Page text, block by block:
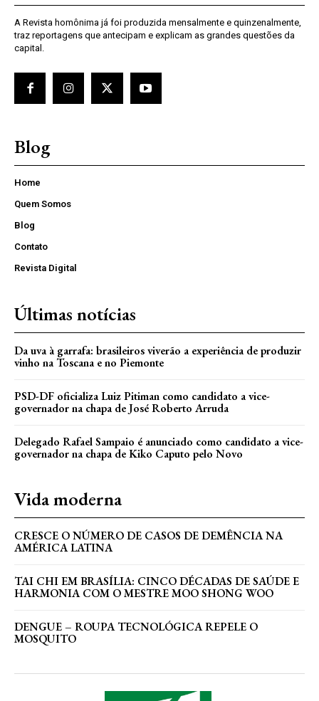
A Revista homônima já foi produzida mensalmente e quinzenalmente,
traz reportagens que antecipam e explicam as grandes questões da
capital.
Blog
Home
Quem Somos
Blog
Contato
Revista Digital
Últimas notícias
Da uva à garrafa: brasileiros viverão a experiência de produzir
vinho na Toscana e no Piemonte
PSD-DF oficializa Luiz Pitiman como candidato a vice-
governador na chapa de José Roberto Arruda
Delegado Rafael Sampaio é anunciado como candidato a vice-
governador na chapa de Kiko Caputo pelo Novo
Vida moderna
CRESCE O NÚMERO DE CASOS DE DEMÊNCIA NA
AMÉRICA LATINA
TAI CHI EM BRASÍLIA: CINCO DÉCADAS DE SAÚDE E
HARMONIA COM O MESTRE MOO SHONG WOO
DENGUE – ROUPA TECNOLÓGICA REPELE O
MOSQUITO